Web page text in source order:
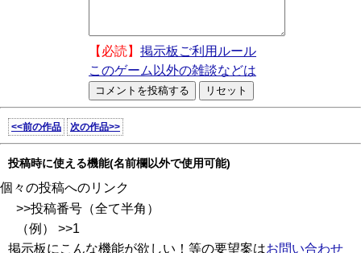
【必読】 掲示板ご利用ルール
このゲーム以外の雑談などは
<<前の作品 次の作品>>
投稿時に使える機能(名前欄以外で使用可能)
個々の投稿へのリンク
>>投稿番号（全て半角）
（例） >>1
掲示板にこんな機能が欲しい！等の要望案はお問い合わせ